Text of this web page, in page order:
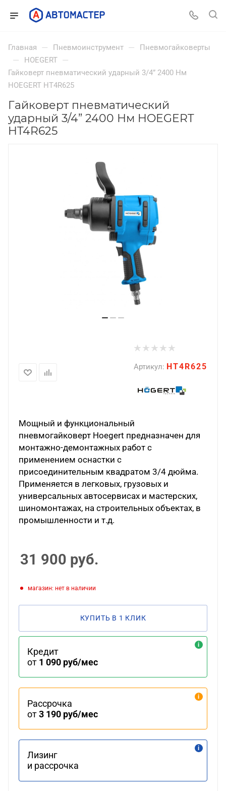
Главная — Пневмоинструмент — Пневмогайковерты
— HOEGERT —
Гайковерт пневматический ударный 3/4” 2400 Нм
HOEGERT HT4R625
Гайковерт пневматический
ударный 3/4” 2400 Нм HOEGERT
HT4R625
Артикул: HT4R625
Мощный и функциональный
пневмогайковерт Hoegert предназначен для
монтажно-демонтажных работ с
применением оснастки с
присоединительным квадратом 3/4 дюйма.
Применяется в легковых, грузовых и
универсальных автосервисах и мастерских,
шиномонтажах, на строительных объектах, в
промышленности и т.д.
31 900 руб.
Магазин: нет в наличии
КУПИТЬ В 1 КЛИК
Кредит
от 1 090 руб/мес
Рассрочка
от3 190 руб/мес
Лизинг
и рассрочка